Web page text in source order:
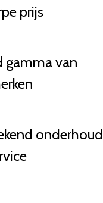
prijs
gamma van
onderhoud